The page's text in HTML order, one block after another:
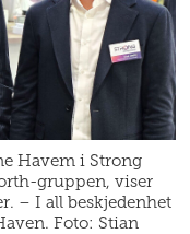
Havem i Strong
gruppen, viser
– I all beskjedenhet
Foto: Stian